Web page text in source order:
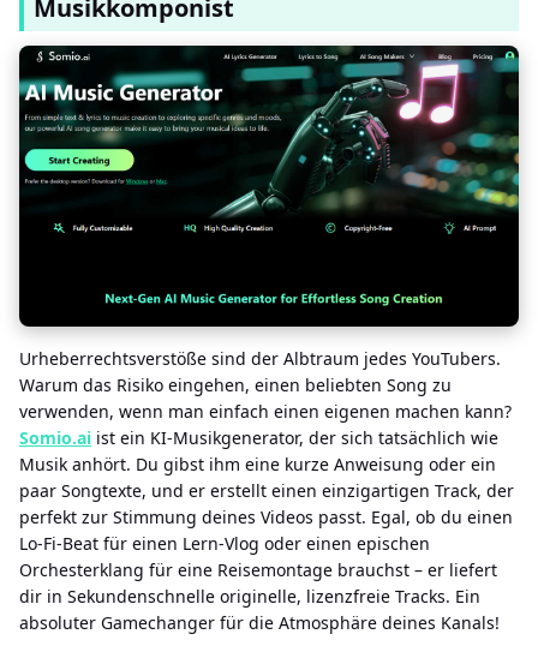
Musikkomponist
Urheberrechtsverstöße sind der Albtraum jedes YouTubers.
Warum das Risiko eingehen, einen beliebten Song zu
verwenden, wenn man einfach einen eigenen machen kann?
Somio.ai ist ein KI-Musikgenerator, der sich tatsächlich wie
Musik anhört. Du gibst ihm eine kurze Anweisung oder ein
paar Songtexte, und er erstellt einen einzigartigen Track, der
perfekt zur Stimmung deines Videos passt. Egal, ob du einen
Lo-Fi-Beat für einen Lern-Vlog oder einen epischen
Orchesterklang für eine Reisemontage brauchst – er liefert
dir in Sekundenschnelle originelle, lizenzfreie Tracks. Ein
absoluter Gamechanger für die Atmosphäre deines Kanals!